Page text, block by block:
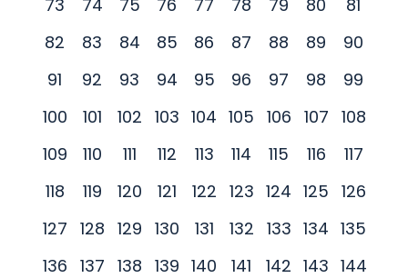
73
74 75 76 77 78 79 80
81
82
83 84 85 86 87 88 89
90
91
92 93 94 95 96 97 98
99
100
101 102 103 104 105 106 107 108
109
110 111 112 113 114 115 116
117
118
119 120 121 122 123 124 125 126
127 128 129 130 131 132 133 134 135
136 137 138 139 140 141 142 143 144